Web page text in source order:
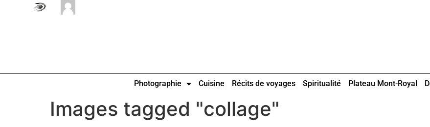
Photographie Cuisine Récits de voyages Spiritualité Plateau Mont-Royal
Images tagged "collage"